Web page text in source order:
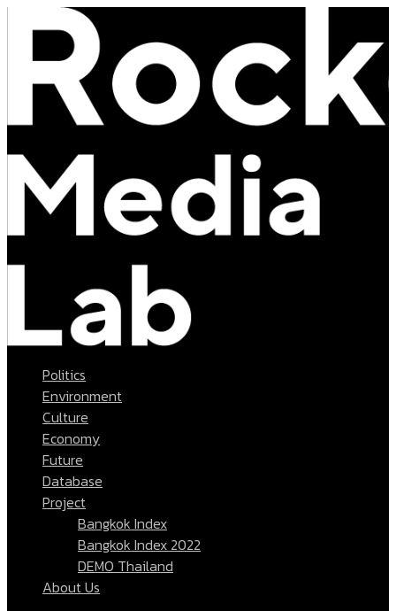
Politics
Environment
Culture
Economy
Future
Database
Project
Bangkok Index
Bangkok Index 2022
DEMO Thailand
About Us